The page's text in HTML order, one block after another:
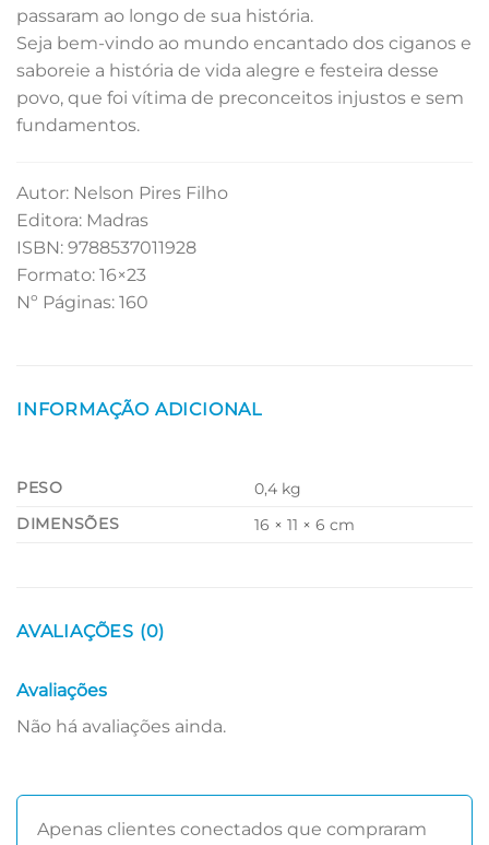
passaram ao longo de sua história.
Seja bem-vindo ao mundo encantado dos ciganos e
saboreie a história de vida alegre e festeira desse
povo, que foi vítima de preconceitos injustos e sem
fundamentos.
Autor: Nelson Pires Filho
Editora: Madras
ISBN: 9788537011928
Formato: 16×23
Nº Páginas: 160
INFORMAÇÃO ADICIONAL
PESO
0,4 kg
DIMENSÕES
16 × 11 × 6 cm
AVALIAÇÕES (0)
Avaliações
Não há avaliações ainda.
Apenas clientes conectados que compraram